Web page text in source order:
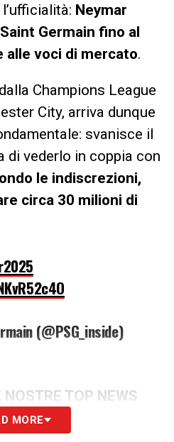
Neymar
Germain fino al
voci di mercato.
Champions League
City, arriva dunque
svanisce il
di vederlo in coppia con
le indiscrezioni,
circa 30 milioni di
(@PSG_inside)
TOP NEWS
MORE